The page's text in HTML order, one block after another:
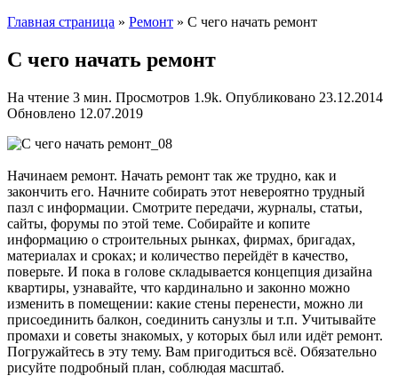
Главная страница » Ремонт » С чего начать ремонт
С чего начать ремонт
На чтение 3 мин. Просмотров 1.9k. Опубликовано 23.12.2014
Обновлено 12.07.2019
Начинаем ремонт. Начать ремонт так же трудно, как и
закончить его. Начните собирать этот невероятно трудный
пазл с информации. Смотрите передачи, журналы, статьи,
сайты, форумы по этой теме. Собирайте и копите
информацию о строительных рынках, фирмах, бригадах,
материалах и сроках; и количество перейдёт в качество,
поверьте. И пока в голове складывается концепция дизайна
квартиры, узнавайте, что кардинально и законно можно
изменить в помещении: какие стены перенести, можно ли
присоединить балкон, соединить санузлы и т.п. Учитывайте
промахи и советы знакомых, у которых был или идёт ремонт.
Погружайтесь в эту тему. Вам пригодиться всё. Обязательно
рисуйте подробный план, соблюдая масштаб.